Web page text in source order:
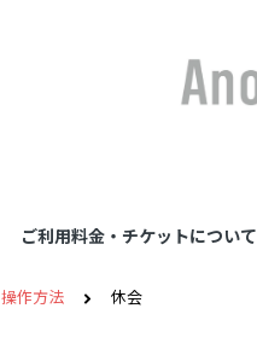
ご利用料金・チケットについて
操作方法 休会